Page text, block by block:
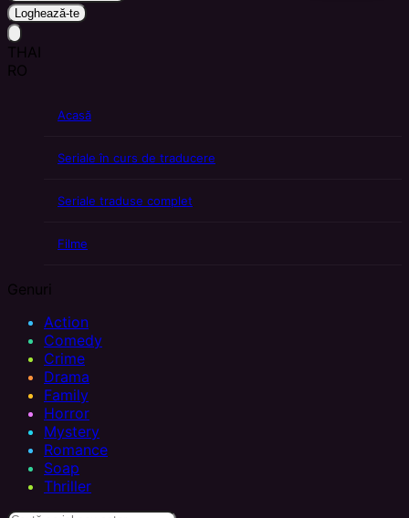
Loghează-te
THAI
RO
Acasă
Seriale în curs de traducere
Seriale traduse complet
Filme
Genuri
Action
Comedy
Crime
Drama
Family
Horror
Mystery
Romance
Soap
Thriller